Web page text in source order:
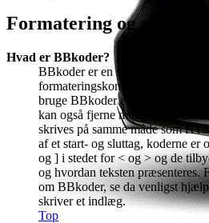
Formatering og
Hvad er BBkoder?
BBkoder er en speciel form for
formateringskontrol over visse
bruge BBkoder er noget
kan også fjerne muligheden for
skrives på samme måde som
af et start- og sluttag, koderne er
og ] i stedet for < og > og de
og hvordan teksten præsenteres.
om BBkoder, se da venligst
skriver et indlæg.
Top